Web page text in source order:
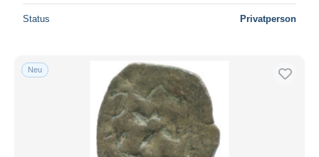
Status Privatperson
Neu